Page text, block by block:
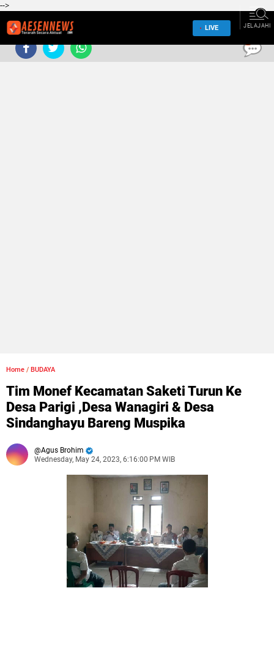
-->
LIVE JELAJAHI
Home / BUDAYA
Tim Monef Kecamatan Saketi Turun Ke
Desa Parigi ,Desa Wanagiri & Desa
Sindanghayu Bareng Muspika
Agus Brohim
Wednesday, May 24, 2023, 6:16:00 PM WIB